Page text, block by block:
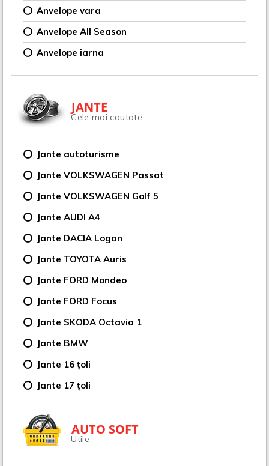
Anvelope vara
Anvelope All Season
Anvelope iarna
JANTE
Cele mai cautate
Jante autoturisme
Jante VOLKSWAGEN Passat
Jante VOLKSWAGEN Golf 5
Jante AUDI A4
Jante DACIA Logan
Jante TOYOTA Auris
Jante FORD Mondeo
Jante FORD Focus
Jante SKODA Octavia 1
Jante BMW
Jante 16 țoli
Jante 17 țoli
AUTO SOFT
Utile